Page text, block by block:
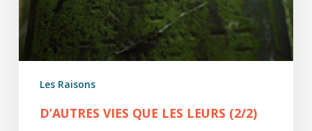
Les Raisons
D’AUTRES VIES QUE LES LEURS (2/2)